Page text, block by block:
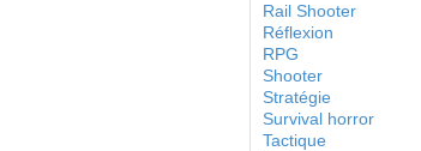
Rail Shooter
Réflexion
RPG
Shooter
Stratégie
Survival horror
Tactique